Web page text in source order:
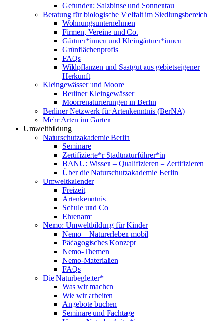
Gefunden: Salzbinse und Sonnentau
Beratung für biologische Vielfalt im Siedlungsbereich
Wohnungsunternehmen
Firmen, Vereine und Co.
Gärtner*innen und Kleingärtner*innen
Grünflächenprofis
FAQs
Wildpflanzen und Saatgut aus gebietseigener
Herkunft
Kleingewässer und Moore
Berliner Kleingewässer
Moorrenaturierungen in Berlin
Berliner Netzwerk für Artenkenntnis (BerNA)
Mehr Arten im Garten
Umweltbildung
Naturschutzakademie Berlin
Seminare
Zertifizierte*r Stadtnaturführer*in
BANU: Wissen – Qualifizieren – Zertifizieren
Über die Naturschutzakademie Berlin
Umweltkalender
Freizeit
Artenkenntnis
Schule und Co.
Ehrenamt
Nemo: Umweltbildung für Kinder
Nemo – Naturerleben mobil
Pädagogisches Konzept
Nemo-Themen
Nemo-Materialien
FAQs
Die Naturbegleiter*
Was wir machen
Wie wir arbeiten
Angebote buchen
Seminare und Fachtage